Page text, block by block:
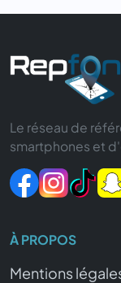
Le réseau de
smartphones et
À PROPOS
Mentions